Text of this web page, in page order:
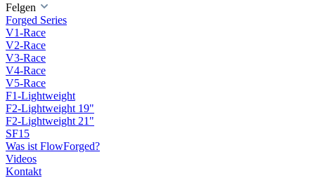
Felgen
Forged Series
V1-Race
V2-Race
V3-Race
V4-Race
V5-Race
F1-Lightweight
F2-Lightweight 19"
F2-Lightweight 21"
SF15
Was ist FlowForged?
Videos
Kontakt